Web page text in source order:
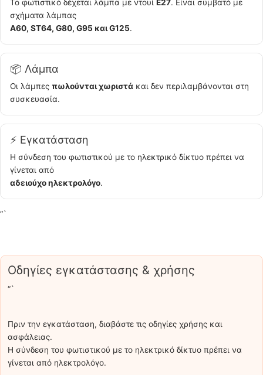
Το φωτιστικό δέχεται λάμπα με ντουί E27. Είναι συμβατό με
σχήματα λάμπας
A60, ST64, G80, G95 και G125.
📦 Λάμπα
Οι λάμπες πωλούνται χωριστά και δεν περιλαμβάνονται στη
συσκευασία.
⚡ Εγκατάσταση
Η σύνδεση του φωτιστικού με το ηλεκτρικό δίκτυο πρέπει να
γίνεται από
αδειούχο ηλεκτρολόγο.
“`
Οδηγίες εγκατάστασης & χρήσης
“`
Πριν την εγκατάσταση, διαβάστε τις οδηγίες χρήσης και
ασφάλειας.
Η σύνδεση του φωτιστικού με το ηλεκτρικό δίκτυο πρέπει να
γίνεται από ηλεκτρολόγο.